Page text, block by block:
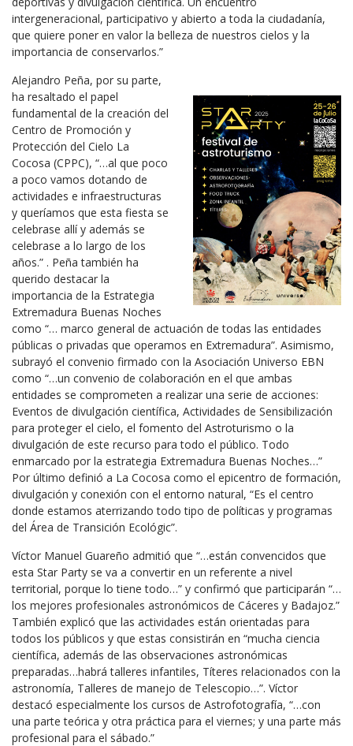
intergeneracional, participativo y abierto a toda la ciudadanía,
que quiere poner en valor la belleza de nuestros cielos y la
importancia de conservarlos.”
Alejandro Peña, por su parte,
ha resaltado el papel
fundamental de la creación del
Centro de Promoción y
Protección del Cielo La
Cocosa (CPPC), “…al que poco
a poco vamos dotando de
actividades e infraestructuras
y queríamos que esta fiesta se
celebrase allí y además se
celebrase a lo largo de los
años.” . Peña también ha
querido destacar la
importancia de la Estrategia
Extremadura Buenas Noches
como “… marco general de actuación de todas las entidades
públicas o privadas que operamos en Extremadura”. Asimismo,
subrayó el convenio firmado con la Asociación Universo EBN
como “…un convenio de colaboración en el que ambas
entidades se comprometen a realizar una serie de acciones:
Eventos de divulgación científica, Actividades de Sensibilización
para proteger el cielo, el fomento del Astroturismo o la
divulgación de este recurso para todo el público. Todo
enmarcado por la estrategia Extremadura Buenas Noches…”
Por último definió a La Cocosa como el epicentro de formación,
divulgación y conexión con el entorno natural, “Es el centro
donde estamos aterrizando todo tipo de políticas y programas
del Área de Transición Ecológic”.
Víctor Manuel Guareño admitió que “…están convencidos que
esta Star Party se va a convertir en un referente a nivel
territorial, porque lo tiene todo…” y confirmó que participarán “…
los mejores profesionales astronómicos de Cáceres y Badajoz.”
También explicó que las actividades están orientadas para
todos los públicos y que estas consistirán en “mucha ciencia
científica, además de las observaciones astronómicas
preparadas…habrá talleres infantiles, Títeres relacionados con la
astronomía, Talleres de manejo de Telescopio…”. Víctor
destacó especialmente los cursos de Astrofotografía, “…con
una parte teórica y otra práctica para el viernes; y una parte más
profesional para el sábado.”